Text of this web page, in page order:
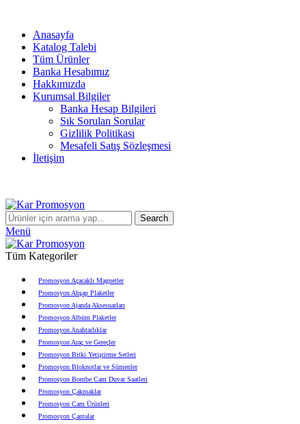
Anasayfa
Katalog Talebi
Tüm Ürünler
Banka Hesabımız
Hakkımızda
Kurumsal Bilgiler
Banka Hesap Bilgileri
Sık Sorulan Sorular
Gizlilik Politikası
Mesafeli Satış Sözleşmesi
İletişim
Search
Menü
Tüm Kategoriler
Promosyon Açacaklı Magnetler
Promosyon Ahşap Plaketler
Promosyon Ajanda Aksesuarları
Promosyon Albüm Plaketler
Promosyon Anahtarlıklar
Promosyon Araç ve Gereçler
Promosyon Bitki Yetiştirme Setleri
Promosyon Bloknotlar ve Sümenler
Promosyon Bombe Cam Duvar Saatleri
Promosyon Çakmaklar
Promosyon Cam Ürünleri
Promosyon Çantalar